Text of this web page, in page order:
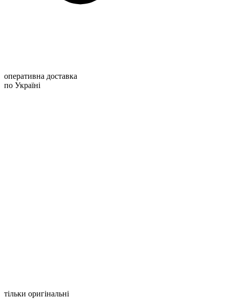
оперативна доставка
по Україні
тільки оригінальні